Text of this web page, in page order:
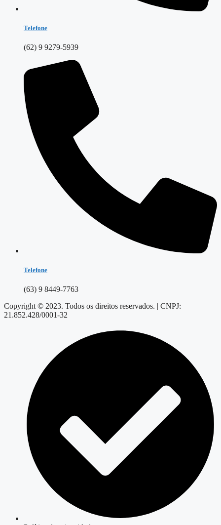
Telefone
(62) 9 9279-5939
Telefone
(63) 9 8449-7763
Copyright © 2023. Todos os direitos reservados. | CNPJ:
21.852.428/0001-32